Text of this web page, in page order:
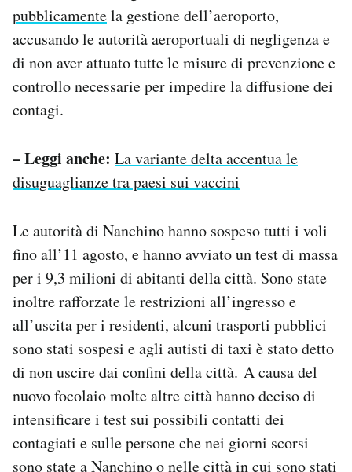
pubblicamentela gestione dell’aeroporto,
accusando le autorità aeroportuali di negligenza e
di non aver attuato tutte le misure di prevenzione e
controllo necessarie per impedire la diffusione dei
contagi.
– Leggi anche: La variante delta accentua le
disuguaglianze tra paesi sui vaccini
Le autorità di Nanchino hanno sospeso tutti i voli
fino all’11 agosto, e hanno avviato un test di massa
per i 9,3 milioni di abitanti della città. Sono state
inoltre rafforzate le restrizioni all’ingresso e
all’uscita per i residenti, alcuni trasporti pubblici
sono stati sospesi e agli autisti di taxi è stato detto
di non uscire dai confini della città. A causa del
nuovo focolaio molte altre città hanno deciso di
intensificare i test sui possibili contatti dei
contagiati e sulle persone che nei giorni scorsi
sono state a Nanchino o nelle città in cui sono stati